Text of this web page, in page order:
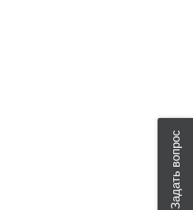
Задать вопрос